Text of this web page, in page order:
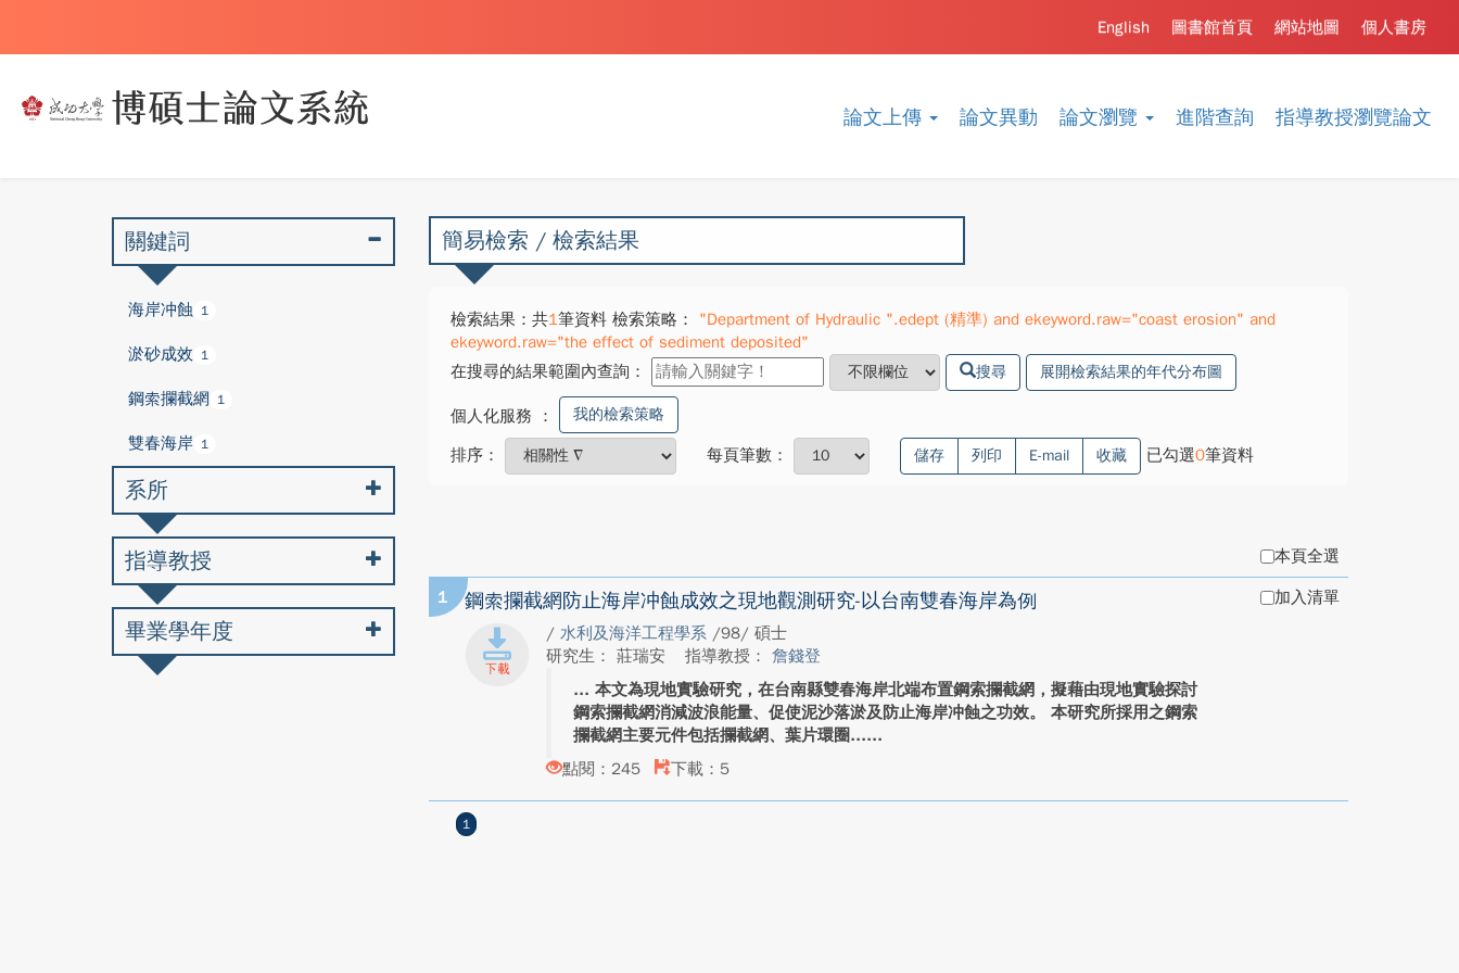
論文上傳 論文異動 論文瀏覽 進階查詢 指導教授瀏覽論文
個人書房
網站地圖
圖書館首頁
English
簡易檢索 / 檢索結果
檢索結果：共1筆資料 檢索策略：
"Department of Hydraulic ".edept (精準) and ekeyword.raw="coast erosion" and
ekeyword.raw="the effect of sediment deposited"
在搜尋的結果範圍內查詢：
搜尋 展開檢索結果的年代分布圖
個人化服務 ： 我的檢索策略
排序： 每頁筆數： 儲存 列印 E-mail 收藏 已勾選0筆資料
本頁全選
1 鋼索攔截網防止海岸冲蝕成效之現地觀測研究-以台南雙春海岸為例
/ 水利及海洋工程學系 /98/ 碩士
研究生： 莊瑞安
指導教授： 詹錢登
本文為現地實驗研究，在台南縣雙春海岸北端布置鋼索攔截網，擬藉由現地實驗探討
鋼索攔截網消減波浪能量、促使泥沙落淤及防止海岸冲蝕之功效。 本研究所採用之鋼索
攔截網主要元件包括攔截網、葉片環圈...
點閱：245
下載：5
加入清單
1
關鍵詞
海岸冲蝕 1
淤砂成效 1
鋼索攔截網 1
雙春海岸 1
系所
指導教授
畢業學年度